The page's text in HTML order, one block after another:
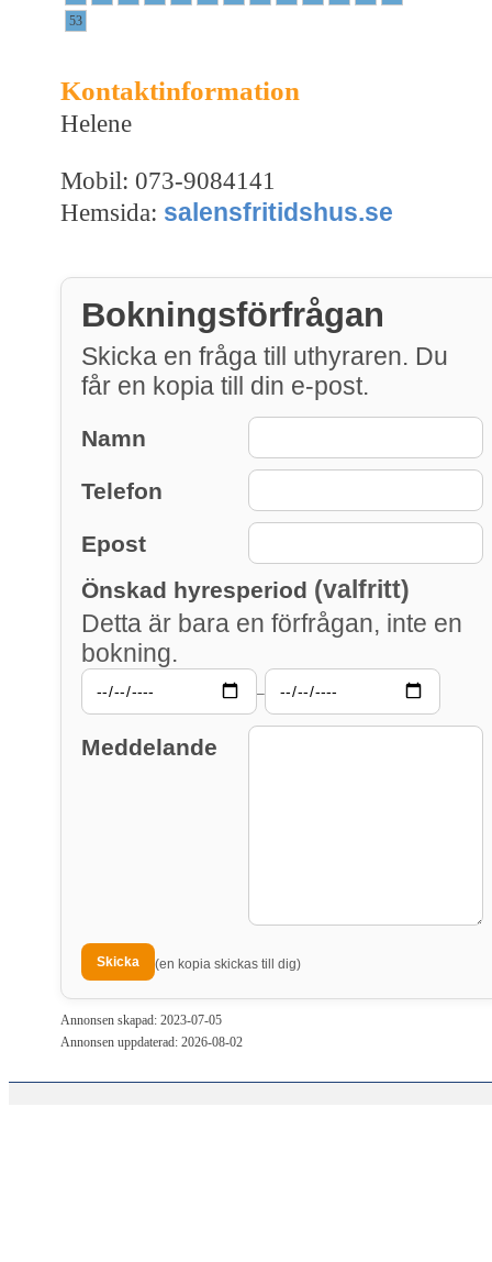
53
Kontaktinformation
Helene
Mobil: 073-9084141
Hemsida: salensfritidshus.se
Bokningsförfrågan
Skicka en fråga till uthyraren. Du
får en kopia till din e-post.
Namn
Telefon
Epost
Önskad hyresperiod (valfritt)
Detta är bara en förfrågan, inte en
bokning.
–
Meddelande
(en kopia skickas till dig)
Annonsen skapad: 2023-07-05
Annonsen uppdaterad: 2026-08-02